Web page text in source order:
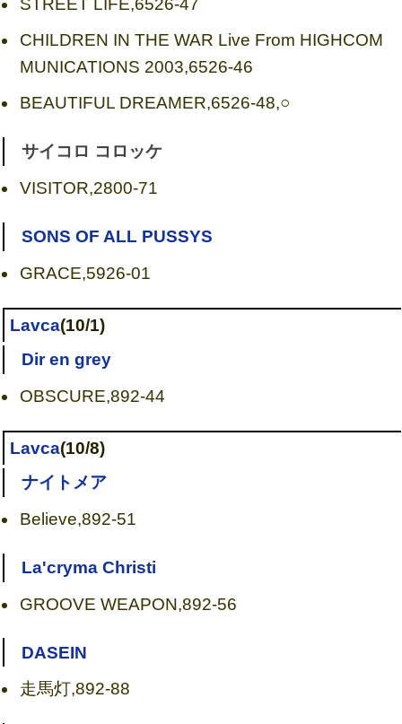
STREET LIFE,6526-47
CHILDREN IN THE WAR Live From HIGHCOM
MUNICATIONS 2003,6526-46
BEAUTIFUL DREAMER,6526-48,○
サイコロ コロッケ
VISITOR,2800-71
SONS OF ALL PUSSYS
GRACE,5926-01
Lavca(10/1)
Dir en grey
OBSCURE,892-44
Lavca(10/8)
ナイトメア
Believe,892-51
La'cryma Christi
GROOVE WEAPON,892-56
DASEIN
走馬灯,892-88